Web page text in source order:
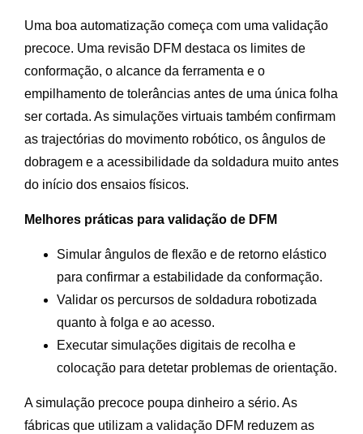
Uma boa automatização começa com uma validação
precoce. Uma revisão DFM destaca os limites de
conformação, o alcance da ferramenta e o
empilhamento de tolerâncias antes de uma única folha
ser cortada. As simulações virtuais também confirmam
as trajectórias do movimento robótico, os ângulos de
dobragem e a acessibilidade da soldadura muito antes
do início dos ensaios físicos.
Melhores práticas para validação de DFM
Simular ângulos de flexão e de retorno elástico
para confirmar a estabilidade da conformação.
Validar os percursos de soldadura robotizada
quanto à folga e ao acesso.
Executar simulações digitais de recolha e
colocação para detetar problemas de orientação.
A simulação precoce poupa dinheiro a sério. As
fábricas que utilizam a validação DFM reduzem as